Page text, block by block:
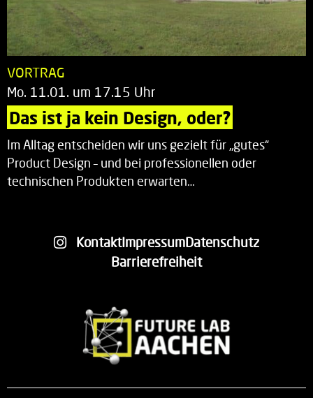
VORTRAG
Mo. 11.01. um 17.15 Uhr
Das ist ja kein Design, oder?
Im Alltag entscheiden wir uns gezielt für „gutes“
Product Design – und bei professionellen oder
technischen Produkten erwarten…
KontaktImpressumDatenschutz
Barrierefreiheit